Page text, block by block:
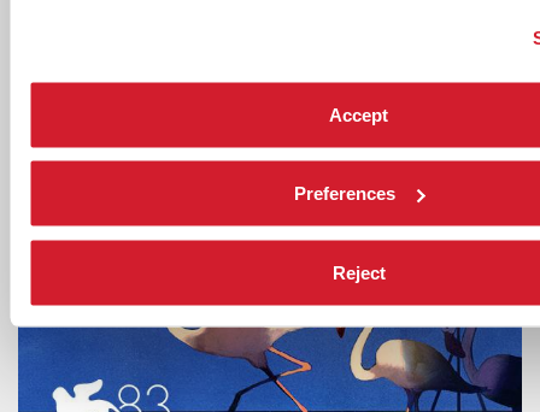
Accept
Preferences
Reject